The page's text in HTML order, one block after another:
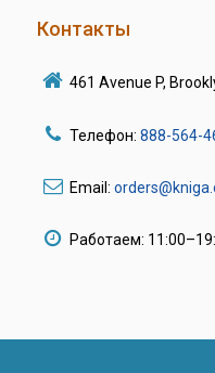
Контакты
461 Avenue P,
Телефон: 888-564-
Email:
Работаем: